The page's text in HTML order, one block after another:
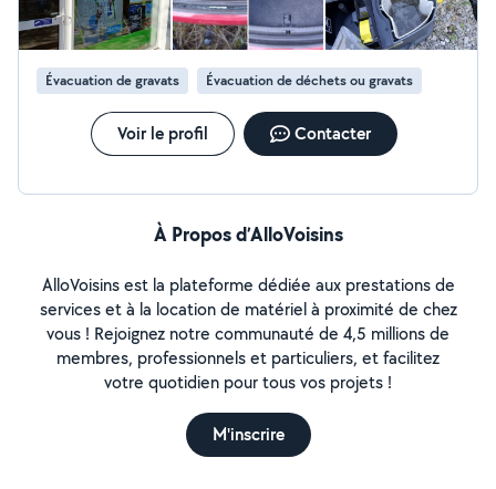
Detailing complet intérieur/extérieur à domicile. VOS
AVANTAGES : 50% DE CRÉDIT D'IMPÔT IMMÉDIAT :
Vous ne payez que la moitié de la facture. Je gère tout
l'administratif. MATÉRIEL PRO : Efficacité garantie et
gain de temps. TARIFS : Sur devis gratuit. Envoyez-moi
vos photos ou vos besoins pour une réponse sous 24h.
Évacuation de gravats Évacuation de déchets ou gravats
Voir le profil Contacter
À Propos d’AlloVoisins
AlloVoisins est la plateforme dédiée aux prestations de
services et à la location de matériel à proximité de chez
vous ! Rejoignez notre communauté de 4,5 millions de
membres, professionnels et particuliers, et facilitez
votre quotidien pour tous vos projets !
M'inscrire